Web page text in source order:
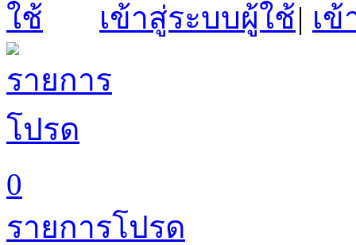
เข้าสู่ระบบผู้ใช้| เ
0
รายการโปรด